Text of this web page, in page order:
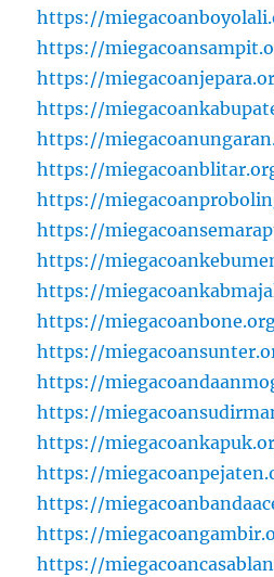
https://
https://
https://
https://
https://
https://
https://
https://
https://
https://
https://
https://
https://
https://
https://
https://
https://
https://
https://